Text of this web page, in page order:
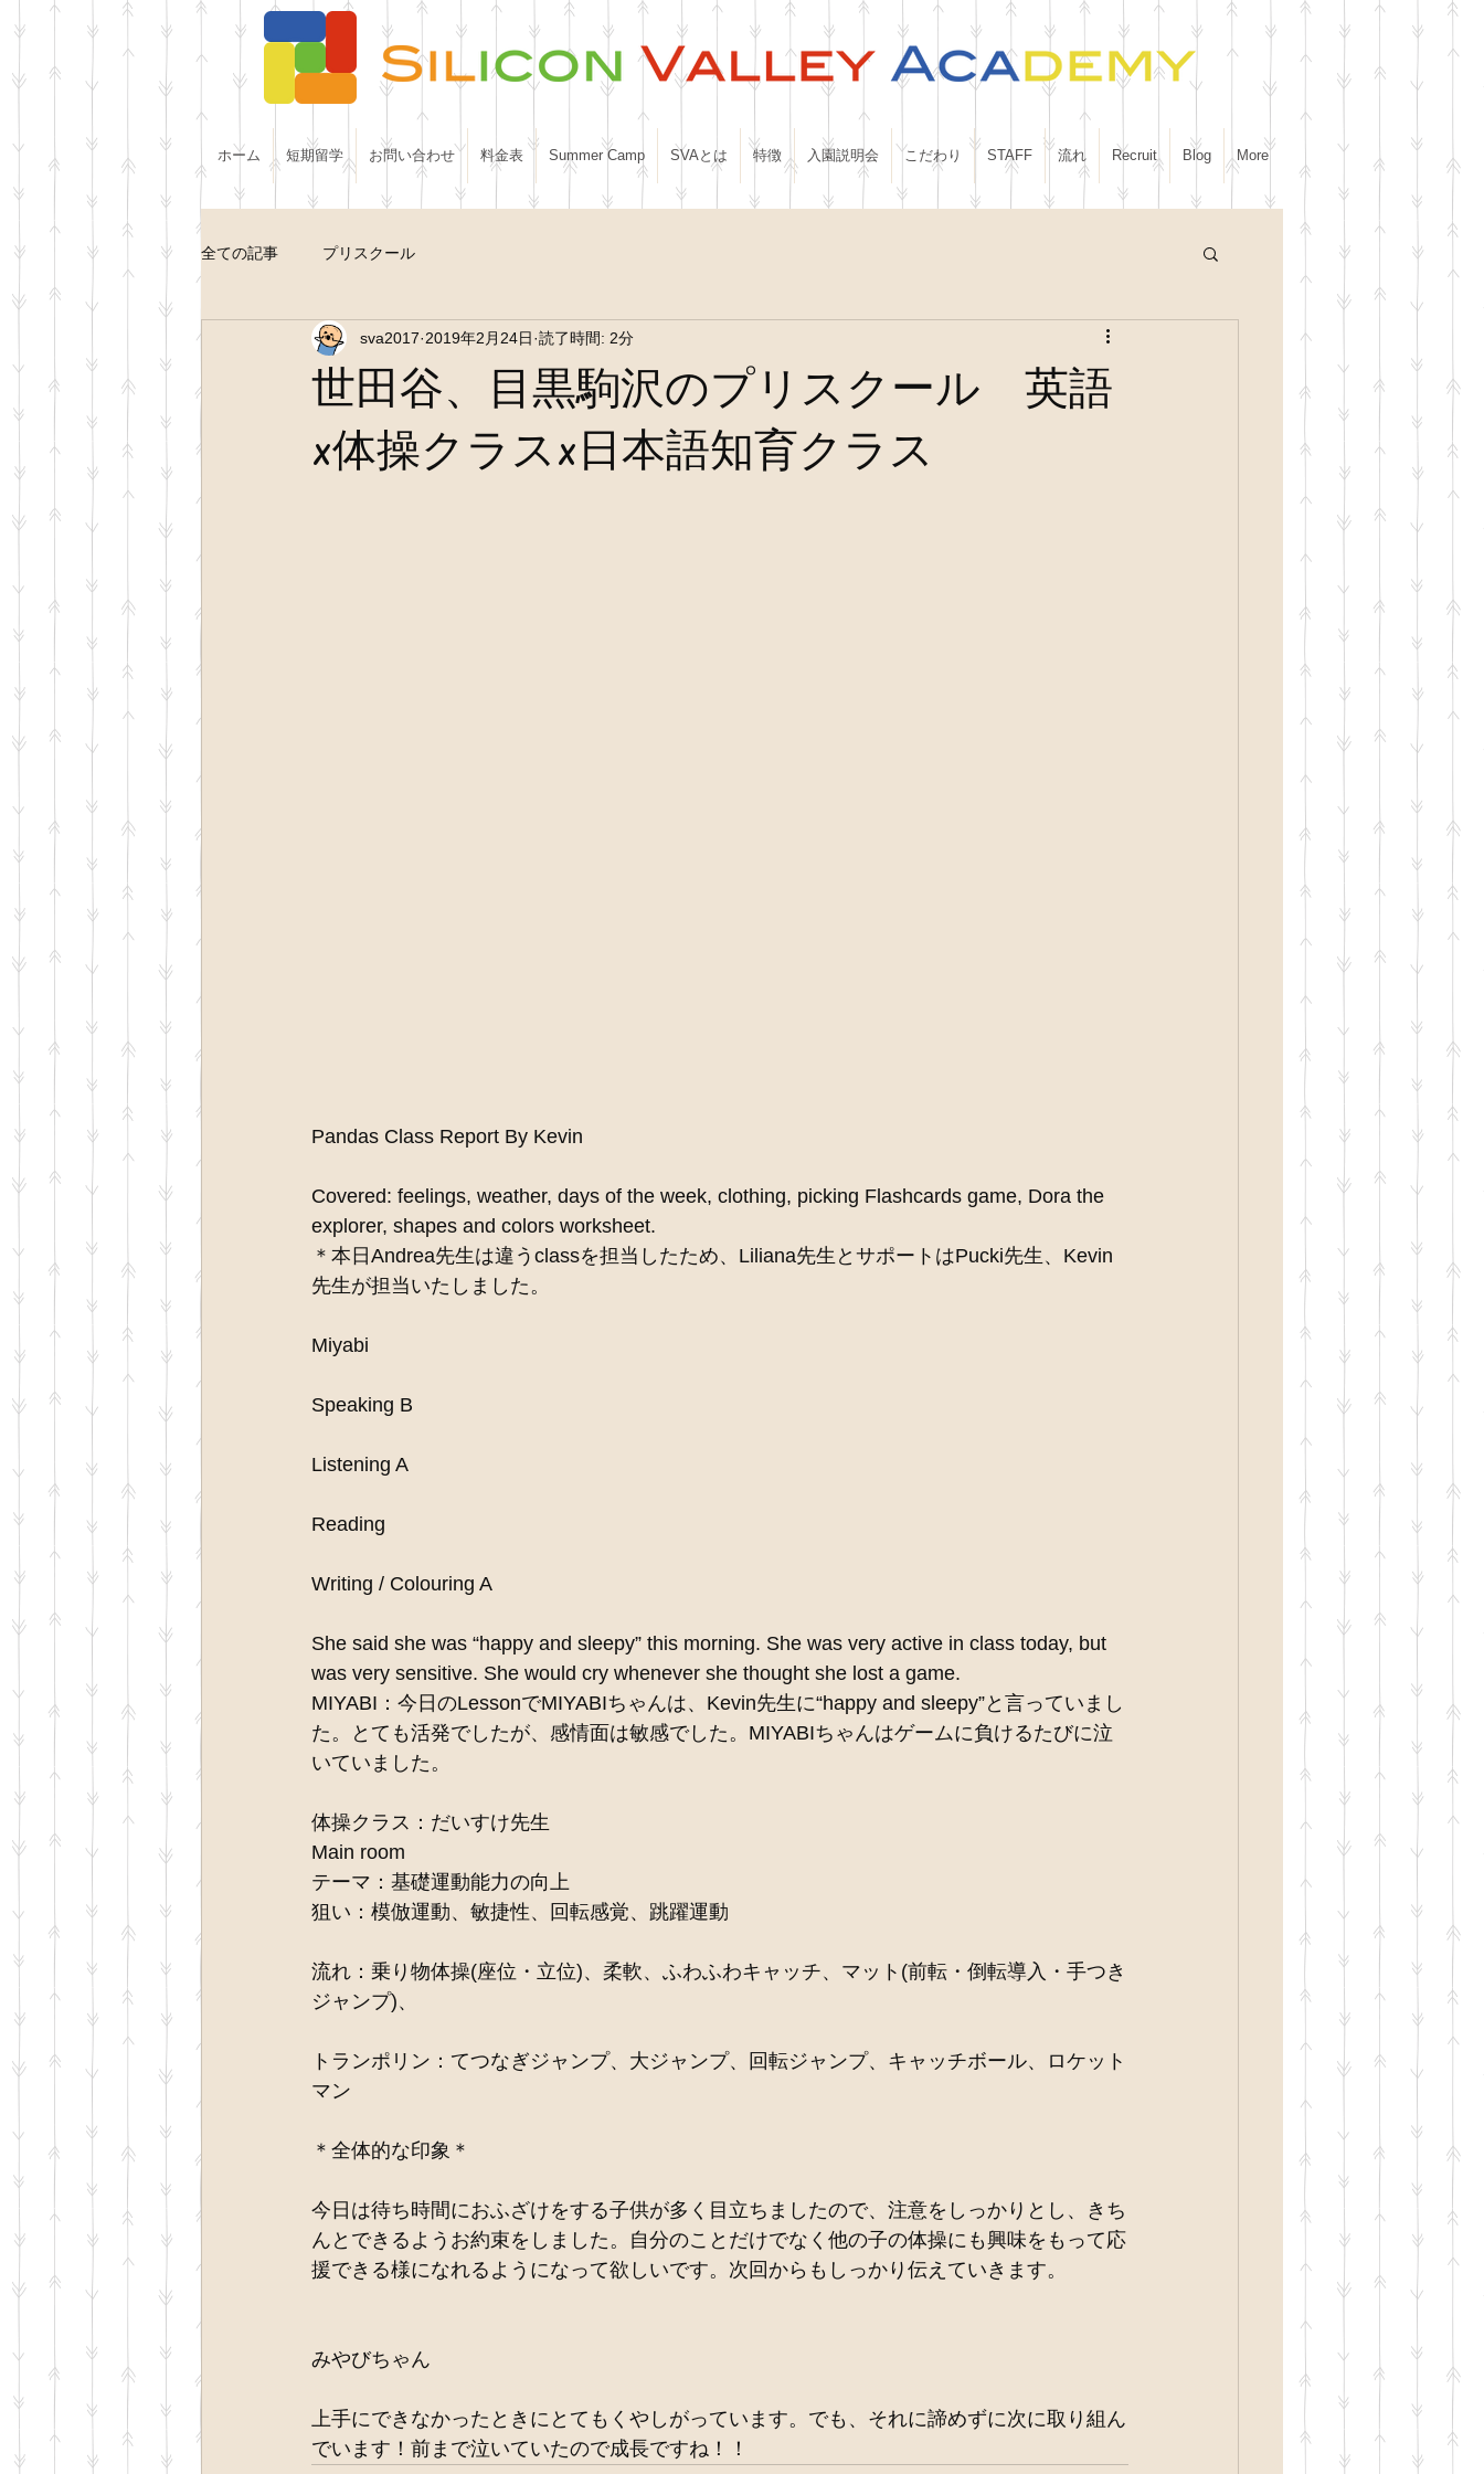
ホーム 短期留学 お問い合わせ 料金表 Summer Camp SVAとは 特徴 入園説明会 こだわり STAFF 流れ Recruit Blog More
全ての記事 プリスクール
世田谷、目黒駒沢のプリスクール 英語
x体操クラスx日本語知育クラス
sva2017 2019年2月24日 読了時間: 2分
Pandas Class Report By Kevin
Covered: feelings, weather, days of the week, clothing, picking Flashcards game, Dora the
explorer, shapes and colors worksheet.
＊本日Andrea先生は違うclassを担当したため、Liliana先生とサポートはPucki先生、Kevin
先生が担当いたしました。
Miyabi
Speaking B
Listening A
Reading
Writing / Colouring A
She said she was “happy and sleepy” this morning. She was very active in class today, but
was very sensitive. She would cry whenever she thought she lost a game.
MIYABI：今日のLessonでMIYABIちゃんは、Kevin先生に“happy and sleepy”と言っていまし
た。とても活発でしたが、感情面は敏感でした。MIYABIちゃんはゲームに負けるたびに泣
いていました。
体操クラス：だいすけ先生
Main room
テーマ：基礎運動能力の向上
狙い：模倣運動、敏捷性、回転感覚、跳躍運動
流れ：乗り物体操(座位・立位)、柔軟、ふわふわキャッチ、マット(前転・倒転導入・手つき
ジャンプ)、
トランポリン：てつなぎジャンプ、大ジャンプ、回転ジャンプ、キャッチボール、ロケット
マン
＊全体的な印象＊
今日は待ち時間におふざけをする子供が多く目立ちましたので、注意をしっかりとし、きち
んとできるようお約束をしました。自分のことだけでなく他の子の体操にも興味をもって応
援できる様になれるようになって欲しいです。次回からもしっかり伝えていきます。
みやびちゃん
上手にできなかったときにとてもくやしがっています。でも、それに諦めずに次に取り組ん
でいます！前まで泣いていたので成長ですね！！